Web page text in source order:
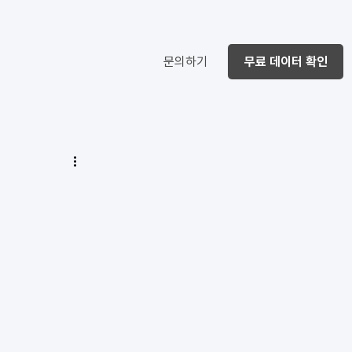
문의하기 무료 데이터 확인